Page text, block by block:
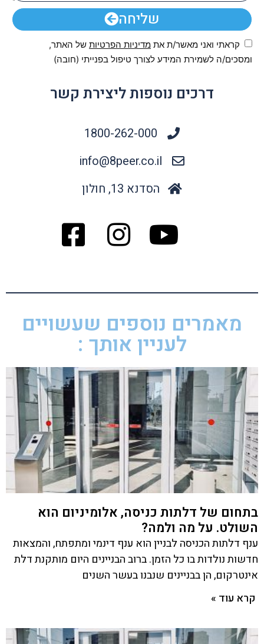
שליחה
קראתי ואני מאשר/ת את מדיניות הפרטיות של האתר,
ומסכים/ה לשמירת המידע לצורך טיפול בפנייתי (חובה)
דרכים נוספות ליצירת קשר
1800-262-000
info@8peer.co.il
הסדנא 13, חולון
מאמרים נוספים שעשויים
לעניין אותך :
בתחום של דלתות כניסה, אלומיניום הוא
השולט. על מה ולמה?
ענף דלתות הכניסה לבניין הוא ענף דינמי ומתפתח, והמצאות
חדשות נולדות בו כל הזמן. ברוב הבניינים היום מותקנת דלת
אינטרקום, הן בבניינים שנבנו בעשר השנים
קרא עוד »